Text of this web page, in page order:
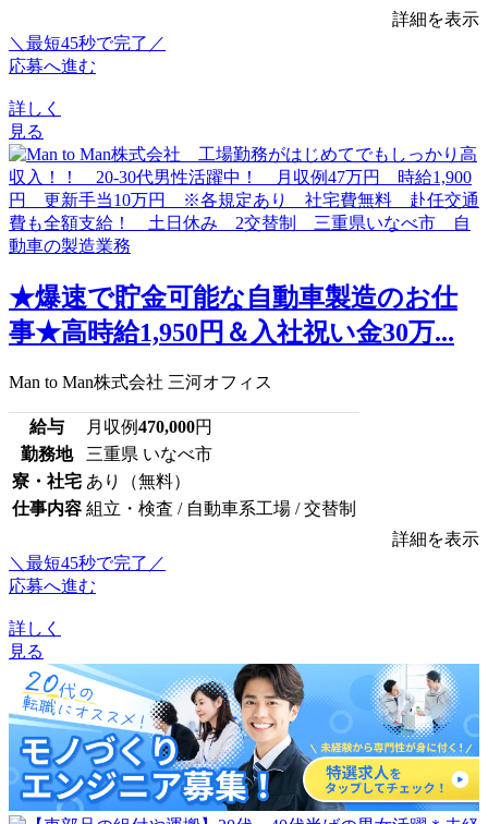
詳細を表示
＼最短45秒で完了／
応募へ進む
詳しく
見る
★爆速で貯金可能な自動車製造のお仕
事★高時給1,950円＆入社祝い金30万...
Man to Man株式会社 三河オフィス
給与 月収例470,000円
勤務地
三重県 いなべ市
寮・社宅 あり（無料）
仕事内容 組立・検査 / 自動車系工場 / 交替制
詳細を表示
＼最短45秒で完了／
応募へ進む
詳しく
見る